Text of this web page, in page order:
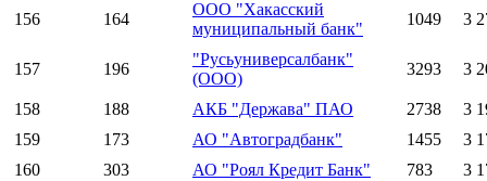
156 164
ООО "Хакасский
муниципальный банк"
1049 3
157 196
"Русьуниверсалбанк"
(ООО)
3293 3
158 188 АКБ "Держава" ПАО 2738
3
159
173 АО "Автоградбанк" 1455
3
160
303 АО "Роял Кредит Банк" 783
3